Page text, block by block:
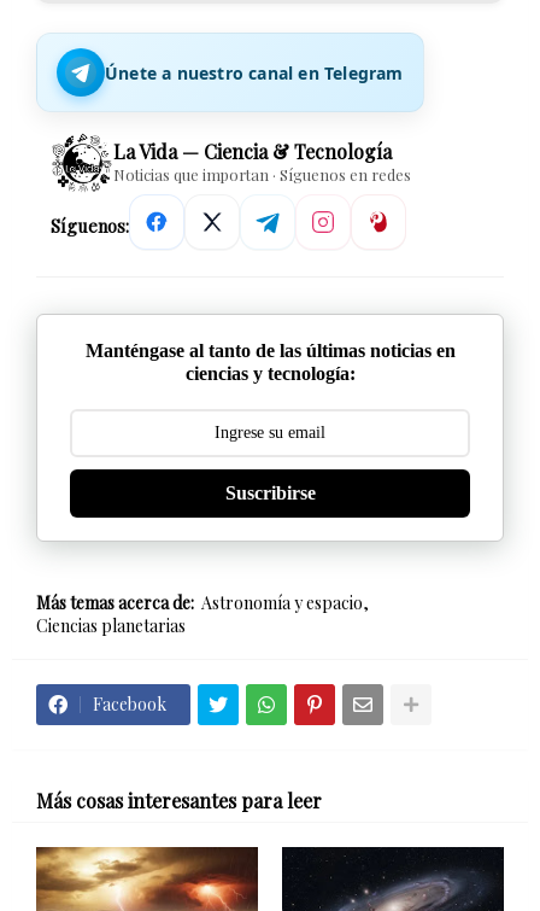
Únete a nuestro canal en Telegram
La Vida — Ciencia & Tecnología
Noticias que importan · Síguenos en redes
Síguenos:
Manténgase al tanto de las últimas noticias en
ciencias y tecnología:
Suscribirse
Más temas acerca de: Astronomía y espacio
Ciencias planetarias
Facebook
Más cosas interesantes para leer